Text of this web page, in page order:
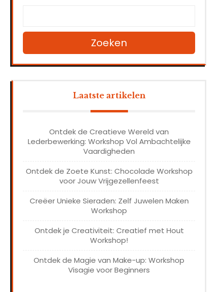
Zoeken
Laatste artikelen
Ontdek de Creatieve Wereld van
Lederbewerking: Workshop Vol Ambachtelijke
Vaardigheden
Ontdek de Zoete Kunst: Chocolade Workshop
voor Jouw Vrijgezellenfeest
Creëer Unieke Sieraden: Zelf Juwelen Maken
Workshop
Ontdek je Creativiteit: Creatief met Hout
Workshop!
Ontdek de Magie van Make-up: Workshop
Visagie voor Beginners